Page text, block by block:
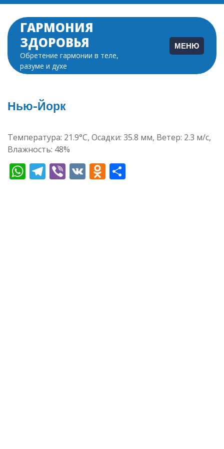
Перейти
содержимому
ГАРМОНИЯ
ЗДОРОВЬЯ
Обретение гармонии в теле,
разуме и духе
МЕНЮ
Нью-Йорк
Температура: 21.9°C, Осадки: 35.8 мм, Ветер: 2.3 м/с,
Влажность: 48%
WhatsApp
Telegram
Viber
VK Odnoklassniki